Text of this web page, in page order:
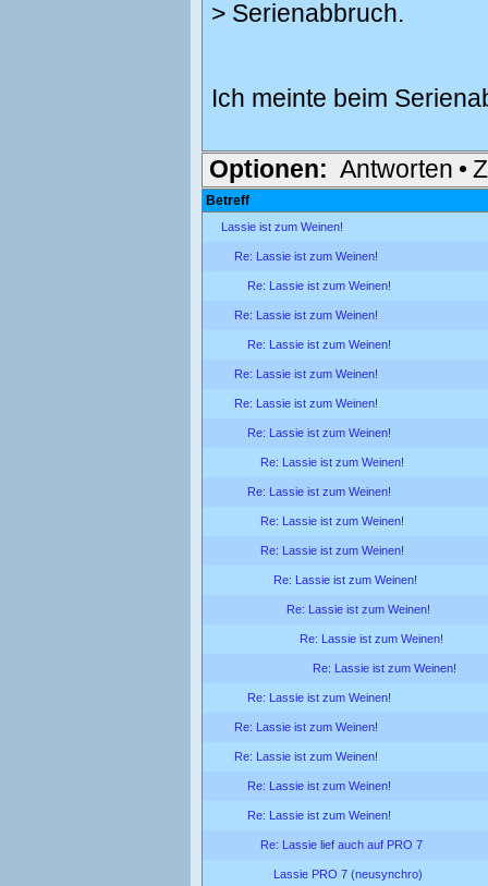
> Serienabbruch.
Ich meinte beim
Optionen: Antworten •
Betreff
Lassie ist zum Weinen!
Re: Lassie ist zum Weinen!
Re: Lassie ist zum Weinen!
Re: Lassie ist zum Weinen!
Re: Lassie ist zum Weinen!
Re: Lassie ist zum Weinen!
Re: Lassie ist zum Weinen!
Re: Lassie ist zum Weinen!
Re: Lassie ist zum Weinen!
Re: Lassie ist zum Weinen!
Re: Lassie ist zum Weinen!
Re: Lassie ist zum Weinen!
Re: Lassie ist zum Weinen!
Re: Lassie ist zum Weinen!
Re: Lassie ist zum Weinen!
Re: Lassie ist zum Weinen!
Re: Lassie ist zum Weinen!
Re: Lassie ist zum Weinen!
Re: Lassie ist zum Weinen!
Re: Lassie ist zum Weinen!
Re: Lassie ist zum Weinen!
Re: Lassie lief auch auf PRO 7
Lassie PRO 7 (neusynchro)